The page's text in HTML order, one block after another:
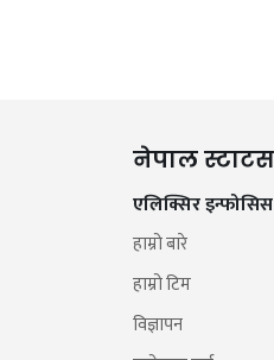
नेपाल स्टाटस
एलिक्सिर इन्फोसिस
हाम्रो बारे
हाम्रो टिम
विज्ञापन